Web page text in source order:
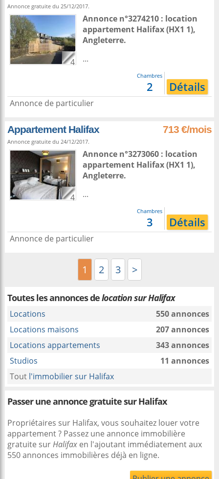
Annonce gratuite du 25/12/2017.
4
Annonce n°3274210 : location
appartement Halifax(HX1 1),
Angleterre.
...
Chambres
2 Détails
Annonce de particulier
Appartement Halifax 713 €/mois
Annonce gratuite du 24/12/2017.
4
Annonce n°3273060 : location
appartement Halifax(HX1 1),
Angleterre.
...
Chambres
3 Détails
Annonce de particulier
1 2 3 >
Toutes les annonces delocation sur Halifax
Locations
550 annonces
Locations maisons
207 annonces
Locations appartements
343 annonces
Studios
11 annonces
Tout l'immobilier sur Halifax
Passer une annonce gratuite sur Halifax
Propriétaires sur Halifax, vous souhaitez louer votre
appartement ? Passez une annonce immobilière
gratuite surHalifax en l'ajoutant immédiatement aux
550 annonces immobilières déjà en ligne.